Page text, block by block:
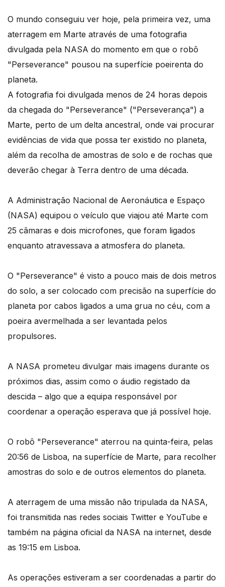
O mundo conseguiu ver hoje, pela primeira vez, uma
aterragem em Marte através de uma fotografia
divulgada pela NASA do momento em que o robô
"Perseverance" pousou na superfície poeirenta do
planeta.
A fotografia foi divulgada menos de 24 horas depois
da chegada do "Perseverance" ("Perseverança") a
Marte, perto de um delta ancestral, onde vai procurar
evidências de vida que possa ter existido no planeta,
além da recolha de amostras de solo e de rochas que
deverão chegar à Terra dentro de uma década.
A Administração Nacional de Aeronáutica e Espaço
(NASA) equipou o veículo que viajou até Marte com
25 câmaras e dois microfones, que foram ligados
enquanto atravessava a atmosfera do planeta.
O "Perseverance" é visto a pouco mais de dois metros
do solo, a ser colocado com precisão na superfície do
planeta por cabos ligados a uma grua no céu, com a
poeira avermelhada a ser levantada pelos
propulsores.
A NASA prometeu divulgar mais imagens durante os
próximos dias, assim como o áudio registado da
descida – algo que a equipa responsável por
coordenar a operação esperava que já possível hoje.
O robô "Perseverance" aterrou na quinta-feira, pelas
20:56 de Lisboa, na superfície de Marte, para recolher
amostras do solo e de outros elementos do planeta.
A aterragem de uma missão não tripulada da NASA,
foi transmitida nas redes sociais Twitter e YouTube e
também na página oficial da NASA na internet, desde
as 19:15 em Lisboa.
As operações estiveram a ser coordenadas a partir do